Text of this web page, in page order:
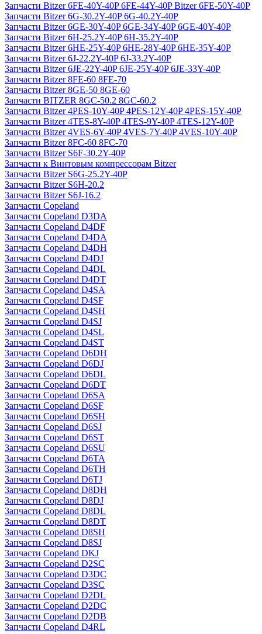
Запчасти Bitzer 6FE-40Y-40P 6FE-44Y-40P Bitzer 6FE-50Y-40P
Запчасти Bitzer 6G-30.2Y-40P 6G-40.2Y-40P
Запчасти Bitzer 6GE-30Y-40P 6GE-34Y-40P 6GE-40Y-40P
Запчасти Bitzer 6H-25.2Y-40P 6H-35.2Y-40P
Запчасти Bitzer 6HE-25Y-40P 6HE-28Y-40P 6HE-35Y-40P
Запчасти Bitzer 6J-22.2Y-40P 6J-33.2Y-40P
Запчасти Bitzer 6JE-22Y-40P 6JE-25Y-40P 6JE-33Y-40P
Запчасти Bitzer 8FE-60 8FE-70
Запчасти Bitzer 8GE-50 8GE-60
Запчасти BITZER 8GC-50.2 8GC-60.2
Запчасти Bitzer 4PES-10Y-40P 4PES-12Y-40P 4PES-15Y-40P
Запчасти Bitzer 4TES-8Y-40P 4TES-9Y-40P 4TES-12Y-40P
Запчасти Bitzer 4VES-6Y-40P 4VES-7Y-40P 4VES-10Y-40P
Запчасти Bitzer 8FC-60 8FC-70
Запчасти Bitzer S6F-30.2Y-40P
Запчасти к Винтовым компрессорам Bitzer
Запчасти Bitzer S6G-25.2Y-40P
Запчасти Bitzer S6H-20.2
Запчасти Bitzer S6J-16.2
Запчасти Copeland
Запчасти Copeland D3DA
Запчасти Copeland D4DF
Запчасти Copeland D4DA
Запчасти Copeland D4DH
Запчасти Copeland D4DJ
Запчасти Copeland D4DL
Запчасти Copeland D4DT
Запчасти Copeland D4SA
Запчасти Copeland D4SF
Запчасти Copeland D4SH
Запчасти Copeland D4SJ
Запчасти Copeland D4SL
Запчасти Copeland D4ST
Запчасти Copeland D6DH
Запчасти Copeland D6DJ
Запчасти Copeland D6DL
Запчасти Copeland D6DT
Запчасти Copeland D6SA
Запчасти Copeland D6SF
Запчасти Copeland D6SH
Запчасти Copeland D6SJ
Запчасти Copeland D6ST
Запчасти Copeland D6SU
Запчасти Copeland D6TA
Запчасти Copeland D6TH
Запчасти Copeland D6TJ
Запчасти Copeland D8DH
Запчасти Copeland D8DJ
Запчасти Copeland D8DL
Запчасти Copeland D8DT
Запчасти Copeland D8SH
Запчасти Copeland D8SJ
Запчасти Copeland DKJ
Запчасти Copeland D2SC
Запчасти Copeland D3DC
Запчасти Copeland D3SC
Запчасти Copeland D2DL
Запчасти Copeland D2DC
Запчасти Copeland D2DB
Запчасти Copeland D4RL